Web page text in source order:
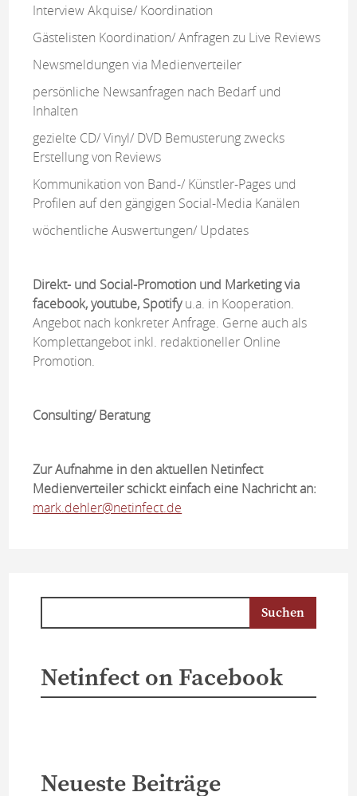
Interview Akquise/ Koordination
Gästelisten Koordination/ Anfragen zu Live Reviews
Newsmeldungen via Medienverteiler
persönliche Newsanfragen nach Bedarf und
Inhalten
gezielte CD/ Vinyl/ DVD Bemusterung zwecks
Erstellung von Reviews
Kommunikation von Band-/ Künstler-Pages und
Profilen auf den gängigen Social-Media Kanälen
wöchentliche Auswertungen/ Updates
Direkt- und Social-Promotion und Marketing via
facebook, youtube, Spotifyu.a. in Kooperation.
Angebot nach konkreter Anfrage. Gerne auch als
Komplettangebot inkl. redaktioneller Online
Promotion.
Consulting/ Beratung
Zur Aufnahme in den aktuellen Netinfect
Medienverteiler schickt einfach eine Nachricht an:
mark.dehler@netinfect.de
Netinfect on Facebook
Neueste Beiträge